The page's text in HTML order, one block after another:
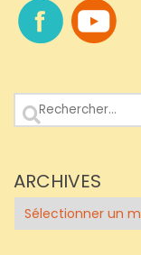
Rechercher :
ARCHIVES
Archives